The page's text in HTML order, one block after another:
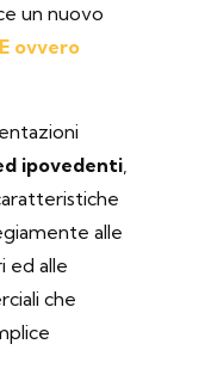
un nuovo
ovvero
ipovedenti
alle
ed alle
che